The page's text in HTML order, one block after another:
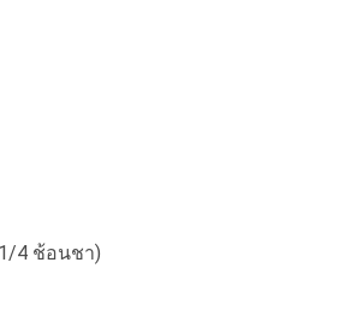
4 ช้อนชา)